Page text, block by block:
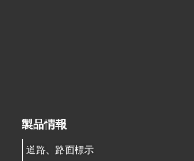
製品情報
道路、路面標示